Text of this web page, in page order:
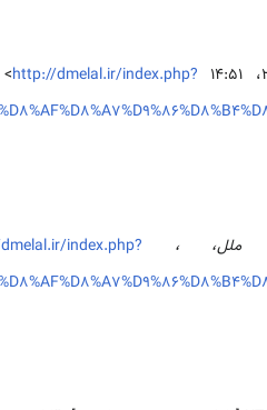
http://dmelal.ir/index.php?
ملل، ،
index.php?